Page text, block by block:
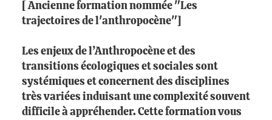
[ Ancienne formation nommée "Les
trajectoires de l'anthropocène"]
Les enjeux de l’Anthropocène et des
transitions écologiques et sociales sont
systémiques et concernent des disciplines
très variées induisant une complexité souvent
difficile à appréhender. Cette formation vous